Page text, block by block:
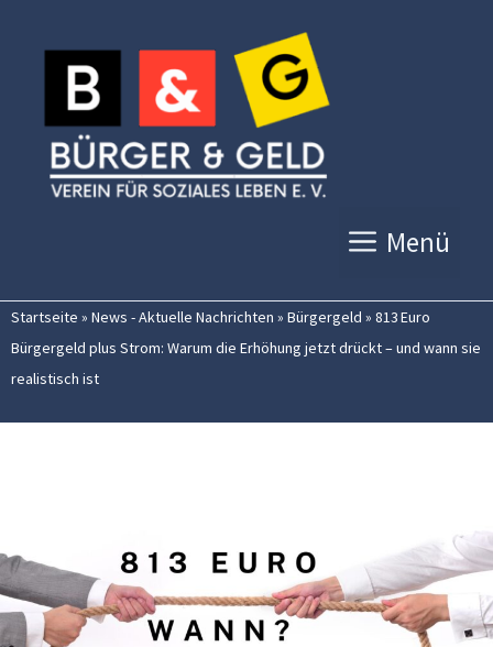
Inhalt
springen
Menü
Startseite » News - Aktuelle Nachrichten » Bürgergeld » 813 Euro
Bürgergeld plus Strom: Warum die Erhöhung jetzt drückt – und wann sie
realistisch ist